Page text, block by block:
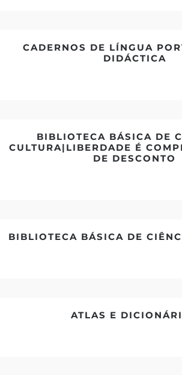
CADERNOS DE LÍNGUA
DIDÁCTICA
BIBLIOTECA BÁSICA DE
CULTURA|LIBERDADE É
DE DESCONTO
BIBLIOTECA BÁSICA DE
ATLAS E